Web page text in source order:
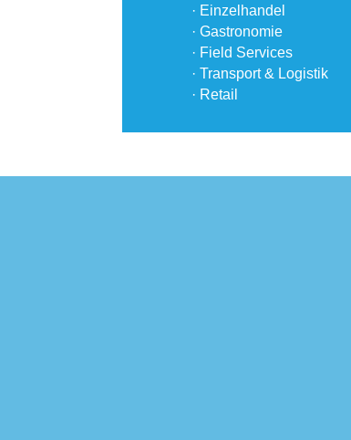
· Einzelhandel
· Gastronomie
· Field Services
· Transport & Logistik
· Retail